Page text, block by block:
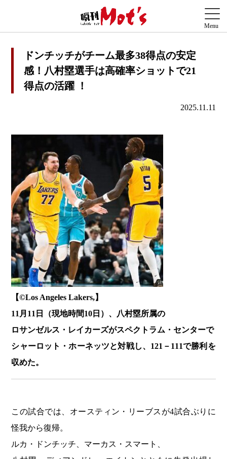
ドンチッチがチーム最多38得点の安定
感！八村塁選手は高確率ショットで21
得点の活躍 ！
2025.11.11
【©️Los Angeles Lakers,】
11月11日（現地時間10日）、八村塁所属の
ロサンゼルス・レイカーズがスペクトラム・センターで
シャーロット・ホーネッツと対戦し、121－111で勝利を
収めた。
この試合では、オースティン・リーブスが4試合ぶりに
怪我から復帰。
ルカ・ドンチッチ、マーカス・スマート、